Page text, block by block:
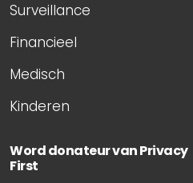
Surveillance
Financieel
Medisch
Kinderen
Word donateur van Privacy
First